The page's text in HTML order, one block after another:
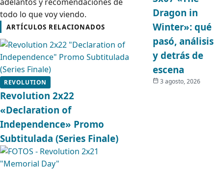
todo lo que voy viendo.
ARTÍCULOS RELACIONADOS
REVOLUTION
Revolution 2x22
«Declaration of
Independence» Promo
Subtitulada (Series Finale)
Dragon in
Winter»: qué
pasó, análisis
y detrás de
escena
3 agosto, 2026